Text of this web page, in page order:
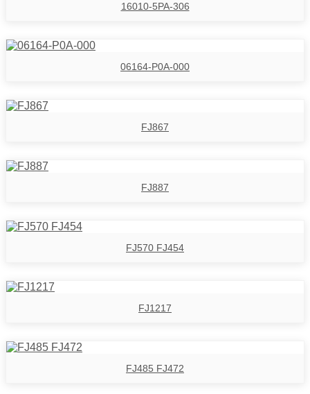
16010-5PA-306
06164-P0A-000
FJ867
FJ887
FJ570 FJ454
FJ1217
FJ485 FJ472